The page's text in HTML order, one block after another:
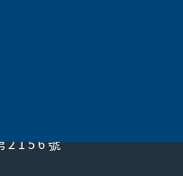
2156號